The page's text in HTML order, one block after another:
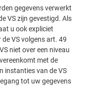
onderdelen voor
ton materiaal
totaal plaatste de
de gevel en 420 m²
van het
en de
op de
gegevens verwerkt
VS zijn gevestigd. Als
u ook expliciet
VS volgens art. 49
niet over een niveau
met de
instanties van de VS
tot uw gegevens